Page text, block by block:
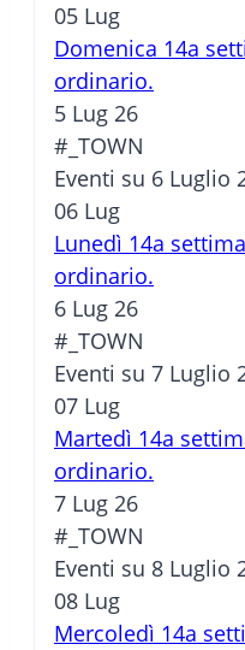
05 Lug
Domenica 14a
ordinario.
5 Lug 26
#_TOWN
Eventi su 6 Luglio
06 Lug
Lunedì 14a
ordinario.
6 Lug 26
#_TOWN
Eventi su 7 Luglio
07 Lug
Martedì 14a
ordinario.
7 Lug 26
#_TOWN
Eventi su 8 Luglio
08 Lug
Mercoledì 14a